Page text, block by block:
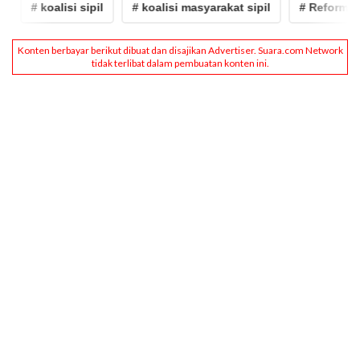
# koalisi sipil # koalisi masyarakat sipil # Reformasi